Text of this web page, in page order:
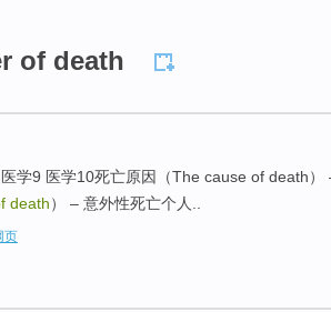
of death
学9 医学10死亡原因（The cause of death）
death） – 意外性死亡个人..
页